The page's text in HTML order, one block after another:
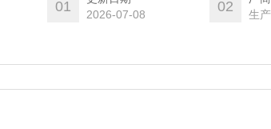
维、验收、故障排查的标准化专业设备，
01
2026-07-08
02
生